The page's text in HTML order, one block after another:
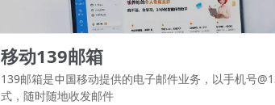
移动139邮箱
139邮箱是中国移动提供的电子邮件业务，以手机号
式，随时随地收发邮件